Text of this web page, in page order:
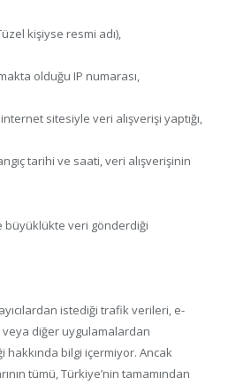
kişiyse resmi adı),
olduğu IP numarası,
sitesiyle veri alışverişi yaptığı,
tarihi ve saati, veri alışverişinin
büyüklükte veri gönderdiği
istediği trafik verileri, e-
diğer uygulamalardan
hakkında bilgi içermiyor. Ancak
tümü, Türkiye’nin tamamından